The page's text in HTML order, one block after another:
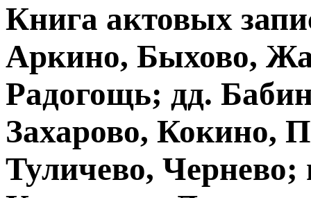
Книга актовых
Аркино, Быхово,
Радогощь; дд.
Захарово, Кокино,
Туличево, Чернево;